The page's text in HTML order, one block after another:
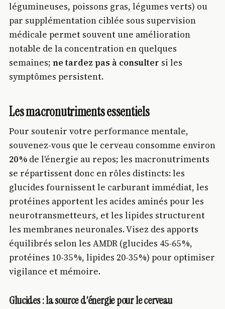
légumineuses, poissons gras, légumes verts) ou
par supplémentation ciblée sous supervision
médicale permet souvent une amélioration
notable de la concentration en quelques
semaines;ne tardez pas à consulter si les
symptômes persistent.
Les macronutriments essentiels
Pour soutenir votre performance mentale,
souvenez-vous que le cerveau consomme environ
20 % de l'énergie au repos; les macronutriments
se répartissent donc en rôles distincts: les
glucides fournissent le carburant immédiat, les
protéines apportent les acides aminés pour les
neurotransmetteurs, et les lipides structurent
les membranes neuronales. Visez des apports
équilibrés selon les AMDR (glucides 45-65 %,
protéines 10-35 %, lipides 20-35 %) pour optimiser
vigilance et mémoire.
Glucides : la source d'énergie pour le cerveau